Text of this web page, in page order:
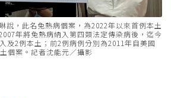
說，此名兔熱病個案，為2022年以來首例本土
年將兔熱病納入第四類法定傳染病後，迄今
及2例本土；前2例病例分別為2011年自美國
個案。記者沈能元／攝影